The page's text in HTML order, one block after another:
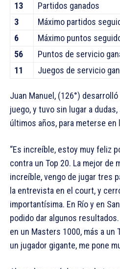
13
Partidos ganados
3
Máximo partidos
6
Máximo puntos
56
Puntos de servicio
11
Juegos de servicio
Juan Manuel, (126°)
juego, y tuvo sin lugar a
últimos años, para meterse en
“Es increíble, estoy muy feliz
contra un Top 20. La mejor de
increíble, vengo de jugar tres
la entrevista en el court, y
importantísima. En Río y en
podido dar algunos resultados.
en un Masters 1000, más a un
un jugador gigante, me pone